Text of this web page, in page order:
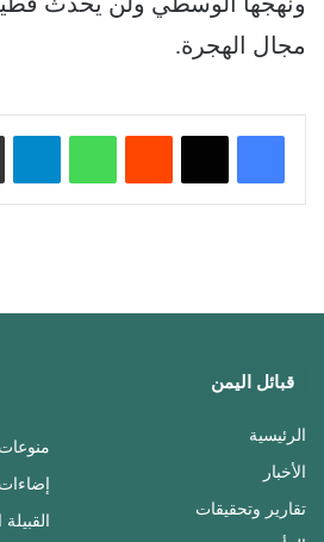
مجال الهجرة.
واتساب تيلقرام
قبائل اليمن
الرئيسية
الأخبار
تقارير وتحقيقات
منوعات
القبيلة